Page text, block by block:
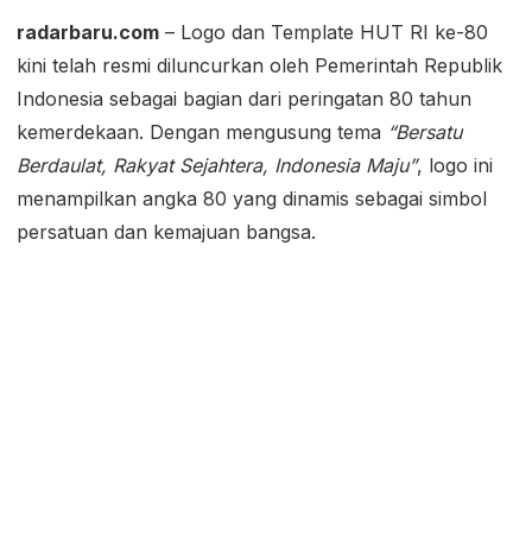
radarbaru.com – Logo dan Template HUT RI ke-80
kini telah resmi diluncurkan oleh Pemerintah Republik
Indonesia sebagai bagian dari peringatan 80 tahun
kemerdekaan. Dengan mengusung tema “Bersatu
Berdaulat, Rakyat Sejahtera, Indonesia Maju”, logo ini
menampilkan angka 80 yang dinamis sebagai simbol
persatuan dan kemajuan bangsa.